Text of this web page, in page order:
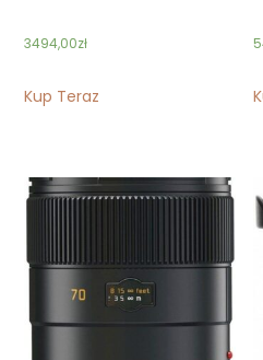
3494,00zł
Kup Teraz